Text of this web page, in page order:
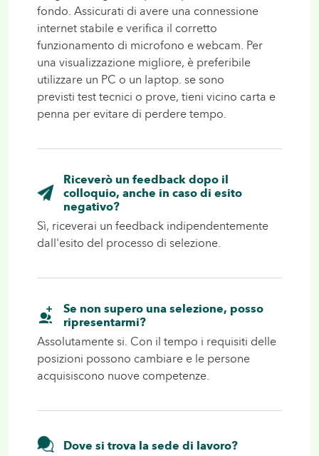
fondo. Assicurati di avere una connessione
internet stabile e verifica il corretto
funzionamento di microfono e webcam. Per
una visualizzazione migliore, è preferibile
utilizzare un PC o un laptop. se sono
previsti test tecnici o prove, tieni vicino carta e
penna per evitare di perdere tempo.
Riceverò un feedback dopo il
colloquio, anche in caso di esito
negativo?
Sì, riceverai un feedback indipendentemente
dall'esito del processo di selezione.
Se non supero una selezione, posso
ripresentarmi?
Assolutamente si. Con il tempo i requisiti delle
posizioni possono cambiare e le persone
acquisiscono nuove competenze.
Dove si trova la sede di lavoro?